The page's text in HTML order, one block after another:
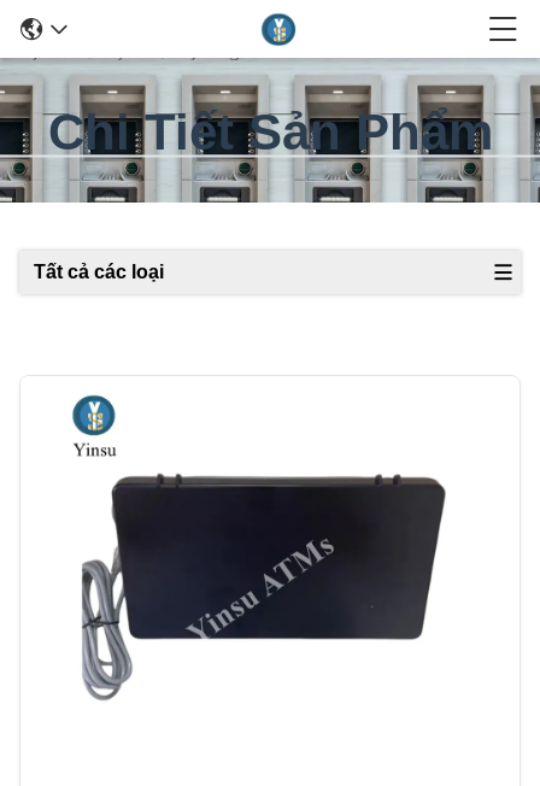
Chi Tiết Sản Phẩm
Tất cả các loại